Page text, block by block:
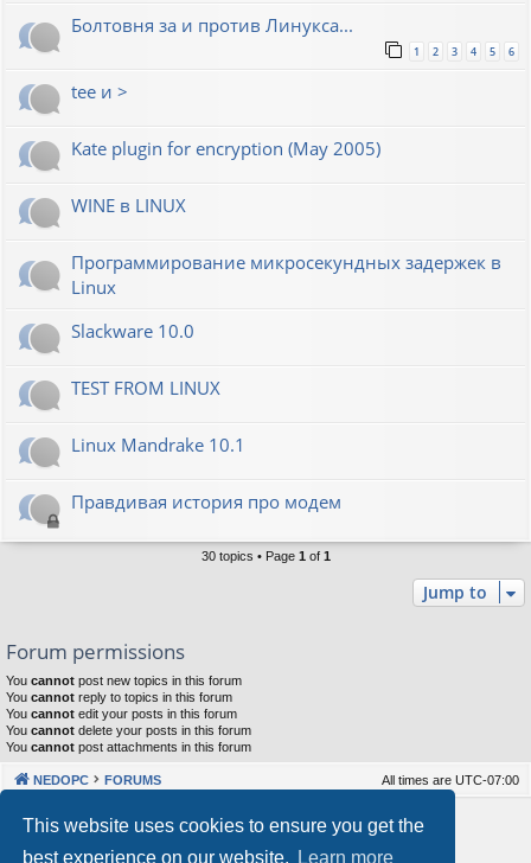
This website uses cookies to ensure you get the
best experience on our website.
Learn more
Болтовня за и против Линукса...
1 2 3 4 5 6
tee и >
Kate plugin for encryption (May 2005)
WINE в LINUX
Программирование микросекундных задержек в
Linux
Slackware 10.0
TEST FROM LINUX
Linux Mandrake 10.1
Правдивая история про модем
30 topics • Page 1 of 1
Jump to
Forum permissions
You cannot post new topics in this forum
You cannot reply to topics in this forum
You cannot edit your posts in this forum
You cannot delete your posts in this forum
You cannot post attachments in this forum
NEDOPC FORUMS All times are UTC-07:00
Powered by phpBB® Forum Software © phpBB Limited
Our VPS Hosting By RimuHosting